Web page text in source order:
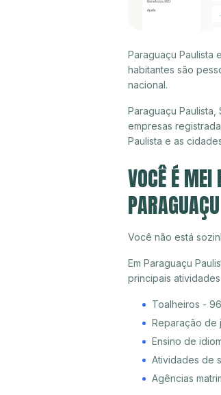
Paraguaçu Paulista
habitantes são
nacional.
Paraguaçu
empresas
Paulista e as
VOCÊ É MEI
Você não está
Em Paraguaçu
principais
Toalheiros -
Reparação de
Ensino de
Atividades de
Agências